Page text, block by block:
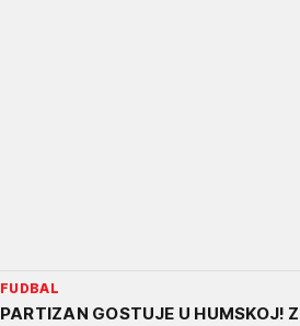
FUDBAL
PARTIZAN GOSTUJE U